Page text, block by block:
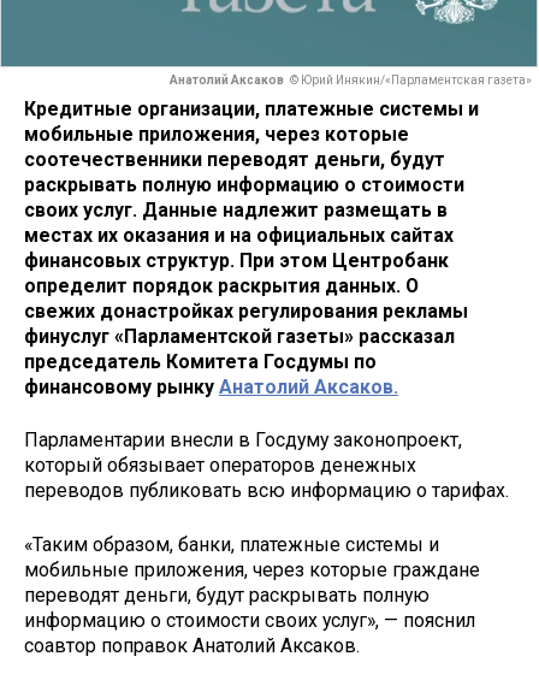
Анатолий Аксаков © Юрий Инякин/«Парламентская газета»
Кредитные организации, платежные системы и
мобильные приложения, через которые
соотечественники переводят деньги, будут
раскрывать полную информацию о стоимости
своих услуг. Данные надлежит размещать в
местах их оказания и на официальных сайтах
финансовых структур. При этом Центробанк
определит порядок раскрытия данных. О
свежих донастройках регулирования рекламы
финуслуг «Парламентской газеты» рассказал
председатель Комитета Госдумы по
финансовому рынку Анатолий Аксаков.
Парламентарии внесли в Госдуму законопроект,
который обязывает операторов денежных
переводов публиковать всю информацию о тарифах.
«Таким образом, банки, платежные системы и
мобильные приложения, через которые граждане
переводят деньги, будут раскрывать полную
информацию о стоимости своих услуг», — пояснил
соавтор поправок Анатолий Аксаков.